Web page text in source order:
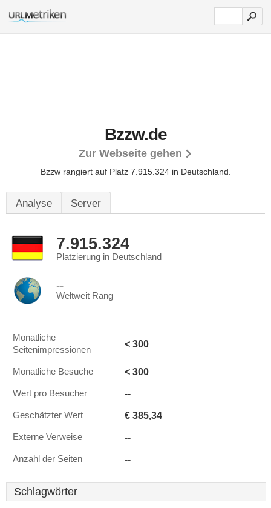
Bzzw.de
Zur Webseite gehen
Bzzw rangiert auf Platz 7.915.324 in Deutschland.
Analyse Server
7.915.324
Platzierung in Deutschland
--
Weltweit Rang
Monatliche
Seitenimpressionen
< 300
Monatliche Besuche < 300
Wert pro Besucher --
Geschätzter Wert € 385,34
Externe Verweise --
Anzahl der Seiten --
Schlagwörter